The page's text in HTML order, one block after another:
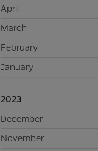
April
March
February
January
2023
December
November